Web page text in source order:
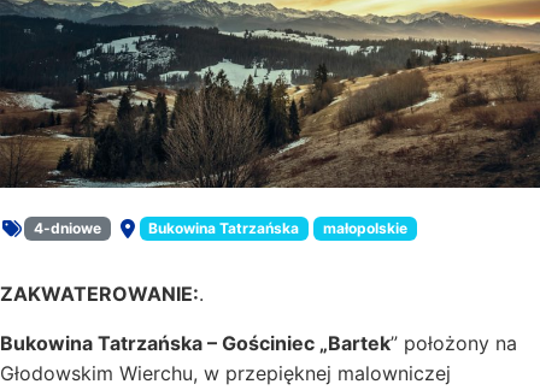
Rodzaj oferty:
4-dniowe
Miejsce:
Bukowina Tatrzańska małopolskie
ZAKWATEROWANIE:.
Bukowina Tatrzańska – Gościniec „Bartek” położony na
Głodowskim Wierchu, w przepięknej malowniczej